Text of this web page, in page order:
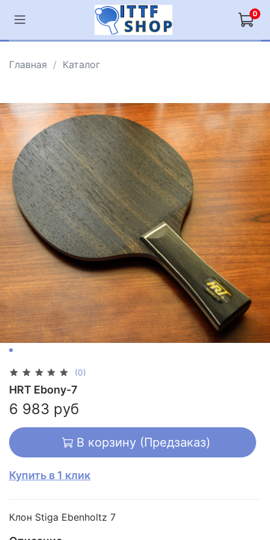
0
Главная Каталог
(0)
HRT Ebony-7
6 983 руб
В корзину (Предзаказ)
Купить в 1 клик
Клон Stiga Ebenholtz 7